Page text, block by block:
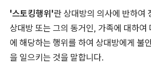
'스토킹행위'란 상대방의 의사에 반하여
상대방 또는 그의 동거인, 가족에 대하여
에 해당하는 행위를 하여 상대방에게 불
을 일으키는 것을 말합니다.